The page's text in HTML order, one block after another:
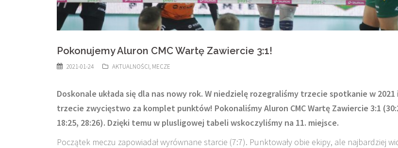
Pokonujemy Aluron CMC Wartę Zawiercie 3:1!
2021-01-24 AKTUALNOŚCI, MECZE
Doskonale układa się dla nas nowy rok. W niedzielę rozegraliśmy trzecie spotkanie w
trzecie zwycięstwo za komplet punktów! Pokonaliśmy Aluron CMC Wartę Zawiercie 3:1
18:25, 28:26). Dzięki temu w plusligowej tabeli wskoczyliśmy na 11. miejsce.
Początek meczu zapowiadał wyrównane starcie (7:7). Punktowały obie ekipy, ale najbardziej